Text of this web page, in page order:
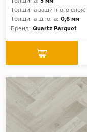
Толщина: 5 мм
Толщина защитного слоя:
Толщина шпона: 0,6 мм
Бренд: Quartz Parquet